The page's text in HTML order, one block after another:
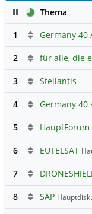
PauseThema
1
2
3 Stellantis
4 Germany 40
5
6 EUTELSAT
7
8 SAP